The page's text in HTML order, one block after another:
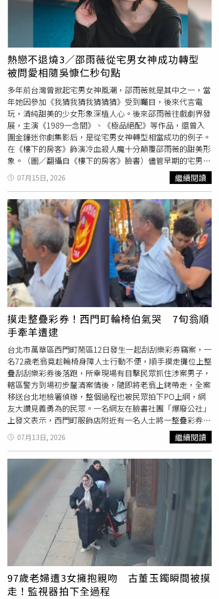
飼養動物的環境問題累積約65次違規紀錄，她目前被控虐待
動物及未提供動物足夠活動空間等罪名，已以5萬美元（約
新台幣161萬元）交保。警方指出救援期間有4隻貓逃離現
場，目前已尋回其中3隻。另外，一名友人也交出朱斯蒂諾
委託照顧的5隻小型寵物。據了解，截至當地時間7月29日
為止，救援協會已從屋內接收108隻動物，不少民眾每天前
往，希望找回失蹤已久的寵物，目前已有多名飼主成功與愛
貓、愛犬重逢。其中，尋找6歲愛貓「Patchy」長達7個月的
Linh Nguyen表示，自己一直祈求奇蹟發生，如今終於找回
愛貓。
熱戀不退燒3／邵雨薇從宅男女神成功轉型
被問愛相隨吳慷仁秒句點
多年前台灣曾掀起宅男女神風潮，邵雨薇就是其中之一，當
年她因參加《我猜我猜我猜猜猜》受到矚目，後來代言電
玩，清純甜美的少女形象深植人心。後來邵雨薇往戲劇界發
展，主演《1989一念間》、《極品絕配》等作品，還曾入
圍金鐘迷你劇集影后，是從宅男女神轉型相當成功的例子。
在《樓下的房客》飾演冷血殺人魔十分顛覆邵雨薇的甜美形
象。（圖／翻攝自《樓下的房客》臉書）儘管早期的宅男女
神形象為邵雨薇帶來人氣，但也限制了她的戲路，一度面臨
瓶頸期，幸好在2016年主演《1989一念間》，該劇創下週
五華劇的最高收視紀錄。後續邵雨薇持續突破自我，在電影
《樓下的房客》飾演冷血殺人魔，顛覆形象的演出讓她入圍
了台北電影節最佳女主角獎，正式撕下了甜美可愛的標籤。
邵雨薇因《比悲傷更悲傷的故事：影集版》入圍金鐘獎。
（圖／Netflix提供）到了2020年，邵雨薇演出《比悲傷更悲
傷的故事：影集版》，飾演獨自撫養生病兒子的單親媽媽，
即便生活面臨龐大的經濟與照顧壓力，仍用滿滿的愛陪伴兒
子，與王柏傑、童星白潤音有精彩對手戲，並首度入圍金鐘
迷你劇集女主角獎，雖然最後敗給了林辰唏，但也讓外界看
到了她的實力。邵雨薇在《人浮於愛》有精彩演出。（圖／
翻攝自邵雨薇臉書）近期邵雨薇也有不少作品播出，像是在
《人浮於愛》飾演因家道中落與過去遭性暴力的創傷，內心
極度缺乏安全感而產生
搭合作《動物園》，精準還原了保育員的日常與辛勞，是一
部相當治癒的好劇。接下來邵雨薇的新作品《來！金來
號！》也即將播出，她的角色是對應原版《梨泰院Class》
權娜拉飾演的吳秀娥，相當令人期待。名字常與男友吳慷仁
綁在一起讓邵雨薇相當無奈。（圖／翻攝自邵雨薇臉書）雖
然已經有了不少代表作品，但外界總會將她與吳慷仁綁在一
起，先前她出席記者會時，被問到男友赴中國發展，她表示
兩人還是有時間能相處，至於會不會想愛相隨？她立刻回
答：「下一題。」並說平時拍戲不會被問這樣的問題，只有
遇到媒體時才會，坦言：「還是想自己的事情被關心。」
07月15日, 2026 繼續閱讀
摸走整疊彩券！西門町輪椅伯氣哭 7旬翁順
手牽羊遭逮
台北市萬華區西門町鬧區12日發生一起刮刮樂彩券竊案，一
名72歲老翁竟趁輪椅身障人士行動不便，順手摸走攤位上整
疊刮刮樂彩券後落跑，所幸現場有目擊民眾抓住涉案男子，
轄區警方到場初步釐清案情後，隨即將老翁上銬帶走，全案
移送台北地檢署偵辦，整個過程也被民眾拍下PO上網，網
友大讚見義勇為的民眾。一名網友在臉書社團「爆廢公社」
上發文表示，西門町服飾店附近有一名人士將一整疊彩券放
進口袋後離開，「人家伯伯很努力的賣彩券，一張才賺多少
錢？你把一疊偷走人家要賺多久才能打平」，他也提到看被
偷的伯伯哭真的很不捨，隨後Threads上也有網友分享抓到
該名竊犯的整個過程，有熱心的目擊民眾見狀急忙逮人，並
報警處理，隨後警方在老翁身上找到偷來的40張、總價8千
元的刮刮樂彩券，當場人贓俱獲。該名見義勇為的民眾表
示：「沒想到整個過程會被錄下來，我只是覺得做我該做的
事，也謝謝這麼多人支持我，也謝謝兩位大哥見義勇為，一
起幫忙，台灣人還是很有愛的！」根據《中時新聞網》報
導，萬華分局獲報後立即派遣警力到場，經調閱監視器且有
網友指認竊嫌，隨即把72歲簡姓男子上銬帶回，盜竊原因還
有待釐清中，也提醒民眾西門町人潮眾多，商家和攤販應提
高警覺，避免再次發生類似事件。
07月13日, 2026 繼續閱讀
97歲老婦遭3女擁抱親吻 古董玉鐲瞬間被摸
走！監視器拍下全過程